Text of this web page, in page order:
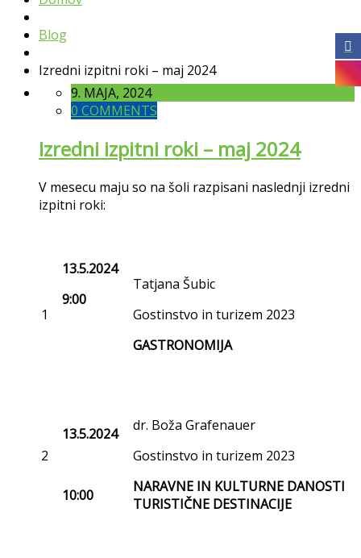
Blog
Izredni izpitni roki – maj 2024
9. MAJA, 2024
0 COMMENTS
Izredni izpitni roki – maj 2024
V mesecu maju so na šoli razpisani naslednji izredni
izpitni roki:
1
13.5.2024
9:00
Tatjana Šubic
Gostinstvo in turizem 2023
GASTRONOMIJA
2
13.5.2024
10:00
dr. Boža Grafenauer
Gostinstvo in turizem 2023
NARAVNE IN KULTURNE DANOSTI
TURISTIČNE DESTINACIJE